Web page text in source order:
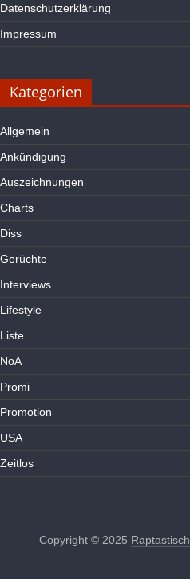
Datenschutzerklärung
Impressum
Kategorien
Allgemein
Ankündigung
Auszeichnungen
Charts
Diss
Gerüchte
Interviews
Lifestyle
Liste
NoA
Promi
Promotion
USA
Zeitlos
Copyright © 2025 Raptastisch